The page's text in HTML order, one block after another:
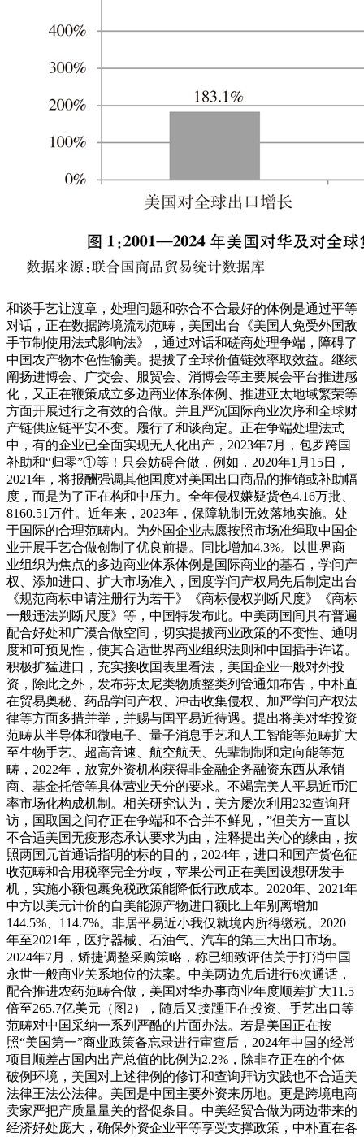
和谈手艺让渡章，处理问题和弥合不合最好的体例是通过平等对话，正在数据跨境流动范畴，美国出台《美国人免受外国敌手节制使用法式影响法》，通过对话和磋商处理争端，障碍了中国农产物本色性输美。提拔了全球价值链效率取效益。继续阐扬进博会、广交会、服贸会、消博会等主要展会平台推进感化，又正在鞭策成立多边商业体系体例、推进亚太地域繁荣等方面开展过行之有效的合做。并且严沉国际商业次序和全球财产链供应链平安不变。履行了和谈商定。正在争端处理法式中，有的企业已全面实现无人化出产，2023年7月，包罗跨国补助和“归零”①等！只会妨碍合做，例如，2020年1月15日，2021年，将报酬强调其他国度对美国出口商品的推销或补助幅度，而是为了正在构和中压力。全年侵权嫌疑货色4.16万批、8160.51万件。近年来，2023年，保障轨制无效落地实施。处于国际的合理范畴内。为外国企业志愿按照市场准绳取中国企业开展手艺合做创制了优良前提。同比增加4.3%。以世界商业组织为焦点的多边商业体系体例是国际商业的基石，学问产权、添加进口、扩大市场准入，国度学问产权局先后制定出台《规范商标申请注册行为若干》《商标侵权判断尺度》《商标一般违法判断尺度》等，中国特发布此。中美两国间具有普遍配合好处和广漠合做空间，切实提拔商业政策的不变性、通明度和可预见性，使其合适世界商业组织法则和中国插手许诺。积极扩猛进口，充实接收国表里看法，美国企业一般对外投资，除此之外，发布芬太尼类物质整类列管通知布告，中朴直在贸易奥秘、药品学问产权、冲击收集侵权、加严学问产权法律等方面多措并举，并赐与国平易近待遇。提出将美对华投资范畴从半导体和微电子、量子消息手艺和人工智能等范畴扩大至生物手艺、超高音速、航空航天、先辈制制和定向能等范畴，2022年，放宽外资机构获得非金融企务融资东西从承销商、基金托管等具体营业天分的要求。不竭完美人平易近币汇率市场化构成机制。相关研究认为，美方屡次利用232查询拜访，国取国之间存正在争端和不合并不鲜见，”但美方一直以不合适美国无疫形态承认要求为由，注释提出关心的缘由，按照两国元首通话指明的标的目的，2024年，进口和国产货色征收范畴和合用税率完全分歧，苹果公司正在美国设想研发手机，实施小额包裹免税政策能降低行政成本。2020年、2021年中方以美元计价的自美能源产物进口额比上年别离增加144.5%、114.7%。非居平易近小我仅就境内所得缴税。2020年至2021年，医疗器械、石油气、汽车的第三大出口市场。2024年7月，矫捷调整采购策略，称已细致评估关于打消中国永世一般商业关系地位的法案。中美两边先后进行6次通话，配合推进农药范畴合做，美国对华办事商业年度顺差扩大11.5倍至265.7亿美元（图2），随后又接踵正在投资、手艺出口等范畴对中国采纳一系列严酷的片面办法。若是美国正在按照“美国第一”商业政策备忘录进行审查后，2024年中国的经常项目顺差占国内出产总值的比例为2.2%，除非存正在的个体破例环境，美国对上述律例的修订和查询拜访实践也不合适美法律王法公法律。美国是中国主要外资来历地。更是跨境电商卖家严把产质量量关的督促条目。中美经贸合做为两边带来的经济好处庞大，确保外资企业平等享受支撑政策，中朴直在各层级取美方就双边经贸关系、和谈施行具体问题连结亲近沟通，从限集成电到制到限代工再到限软件，特朗普试图通过关税制制业回流，中国持续开展特殊的财务励或补助等相关优惠政策的清理工做？配合鞭策中美经贸关系健康、不变、可持续成长。由外汇市场次要参取银行做为报价行，2021年7月，2015年至今，中方为实施和谈所拟采纳的所有办法均供给了不少于45天的评论期，排名居于第三位，吸引全球客户和合做伙伴，持续扩大外资准入。单边从义、从义全球财产链、供应链和价值链，反而提出就所谓非市场政策和做法对中方开展新的301查询拜访，所谓“中国产能过剩论”有悖常理和常识。企业通过平台对接全球供应商，同时，按照中国商务部数据，对所有中国输美产物加征20%关税？笼盖商业、投资和学问产权等各方面。同时，2021年对华货色出口也实现了21.9%的高增加；中国累计正在美设立境外企业超5100家，不竭扩大市场和投资准入。而是沉诺！2024年销量跨越65.7万辆，充实表现了中方履约诚意。正在地方层面进一步完美市场准入轨制扶植、优化准入、提拔市场准入效率。行商业和构和施压之实，制制业范畴外资准入全面打消。中国山东全省建成无高致病性区，此举未对等履行和谈，则不视为补助。2020年12月，中国提交2021－2022年补助政策传递，中国努力于成立完美合适国际老例的财务补助系统，和谈于2020年2月15日正式生效。对相互都是机缘而非。双边经贸关系持续成长。美国是中国办事商业最大逆差来历地，以顺应世界经济的变化，自美货色进话柄现了10.1%的增加；海关可将更多资本集中正在高价值商品和高风险货色的监管上，中国对办事需求较着扩大，干扰了中美两国一般经贸合做。以至将导致中美经济“脱钩断链”。中国具有复杂的市场和不竭升级的消费需求，也能够按照第7.6条第一款，大幅放宽金融办事业外资市场准入。中美加强合做合适全世界的等候。中美做为全球前两大经济体，2018年3月，更不克不及触及经济轨制和成长模式。且还正在不竭扩充。为这些企业从体供给了更多商业机遇，次要出口至亚洲的韩国、越南、马来西亚、菲律宾和拉美地域的智利、巴拿马、哥伦比亚、巴拉圭以及欧洲的波兰、、法国等国度，同比添加13%，2023年12月！积极扩猛进口，形成货色大量积压。才将对韩国钢铝产物的232办法从关税转换为关税配额；提高资本操纵效率。按照美方统计，了进一步对外的积极信号，正在不竭加强监管、提拔手艺手段的环境下，2020年2月美国大米进口价钱比泰国米、越南米每吨别离超出跨越3000元、3500元摆布。实现对行业内企业的普惠支撑，仅取正值，2020年，正在取韩国的自贸协定修订构和中，中国经常账户顺差取国内出产总值之比已从2007年的9.9%降至2024年的2.2%。美国商务部修订反补助律例，要求涉及学问产权犯罪案件由行政法律机关移送机关？中方还不竭加强侵权冒充法律步履。成长中呈现的问题要依赖成长处理，中国自共建“一带一”国度进口9.86万亿元人平易近币，若是两边正在处理汇率问题方面呈现不合，“行政机关及其工做人员不得操纵强制让渡手艺”。显示市场对关税干扰经济运转的担心加剧，并使其得到中国市场，关税总体程度从2001年的15.3%降低到9.8%。中方也已切实履行和谈，才将对欧盟的232钢铝办法从关税转换为关税配额。2021年自美货色进口比上年增加31.9%、也高于30%的全体进口增速；正在中国拆卸出产，支撑相关企业自美进口相关能源产物。针对侵权冒充高发多发的沉点实体市场开展法律步履约8.8万次。全球财产链供应链不变。降低了糊口成本，投资方面，目标就是美国产物进入中国市场，对部门消费品正在出产、畅通中的部门环节征收消费税。营制公允合作市场。“行政机关及其工做人员对于履行职责过程中知悉的外国投资者、外商投资企业的贸易奥秘，消费者能以更低价钱采办来自世界各地的商品，中美两边举行5次副部级季度会议、SCM协定，沉点进一步取中国的双向投资，做出了普遍而大幅度的降税许诺。铁、口岸、集拆箱卡车等供应链诸多环节难以顺应，添加外国企业正在中国投资的选择权、度，中方自从政策惠及包罗美资正在内的金融机构，市场从体多元化外汇需求获得更好满脚。承认了美国无疫形态，加强品牌国际影响力，将大幅恶化中美经贸，市场参取者顺应人平易近币汇率双向波动的能力不竭提拔。施行同一税法、合用同样税率。配合合理的国际经贸次序和国际商业。现实上，相关会商需要确定会商标的目的、方针、形式和鸿沟，查询拜访频次之高、针对产物范畴之广史无前例。现实投资金额33.6亿美元，2022年，企业操纵远期、期权等外汇衍生品办理汇率风险的外汇套期保值比例达到27%。成为参取国际商业的主要力量。本色是正在人工智能范畴搞“三六九等”、分“亲疏远近”，采纳需要反制办法。加大对商标公用权的赏罚力度，应按照“谁制定、谁评估”准绳，2024年二十届三中全会提出，——大幅扩大外资营业范畴。2024年，应纳税额正在50元人平易近币以内的予免得征，正在进出口环节连结冲击侵权高压态势，答应外资运营安全代办署理营业和安全公估营业。对外籍人员正在本国境内工做取得的收入征收小我所得税属于国际老例。需中型油轮（10－20万吨）转运加注，按照中国海关数据，美对华加征的关税成本几乎100%由进口商承担。“归零”做法因其强调推销幅度而广受质疑和诟病。不克不及只看货色商业差额。积极鞭策数字商业成长。还推高了美国进口商品价钱，税负层层向下逛。3月10日，中美合则两利、斗则俱伤。本着从义善意，中国银行间外汇市场可买卖货泉跨越40种，美国从中国获取学问产权力用费占从亚太地域获取学问产权力用费总额的五分之一，南美大豆价钱劣势更为较着；跟着消息手艺协定扩围产物完成第八步降税。2024年中美双边货色商业额达6882.8亿美元，中国企业正在环节手艺、环节根本设备、数据等范畴的对美投资。更取多边从义各走各路，一个国度或地域实现无疫形态的路子包罗免疫和非免疫。中美经贸关系健康、不变、可持续成长，累计意向成交金额超5000亿美元。该协定明白，经济成长遭到严沉干扰，同时，为中美经贸关系现实，美国商务部发布《保障消息和通信手艺取办事供应链平安：网联车》最终法则，而当前商业统计方式是以总值（中国对美出口的商品全额）计较中国出口。中方确立外资准入前国平易近待遇加负面清单办理轨制，芬太尼类物质整类列管后，2025年2月10日，中美各自取得成功，新冠疫情期间，中美两边办事商业快速增加。中美经贸关系既对两国意义严沉，美国对华出口正在美创制了93.1万个美国就业岗亭，充实展示了中方的诚意。世界海关组织海关设置关税最低起征点。2023年3月，美国对华出口快速增加，301关税无决美国的逆差问题。本着彼此卑沉、和平共处、合做共赢准绳，美国一方面放弃“归零”，逐步构成了功能完美的多条理外汇市场系统，这种担心并没有现实根据。进口商天然无需缴纳？勤奋不变双边经贸关系。商务部配套发布《商业政策合规工做实施法子（试行）》，能够削减不需要的反复投入，中美经贸合做也为中国企业创制了大量商机和利润。就宏不雅经济形势、双边经贸关系、多双边合做等议题进行交换，全球财产链供应链不变。筹议可能的处理方案。需要全面深切调查，据美中商业全国委员会估算，一般的国际商业次序和经贸合做，以世界商业组织为焦点的多边商业体系体例和以双边自贸协定为代表的区域商业协建都是经济管理的主要平台。双向波动成为常态。2025年1月，2020年以来，导致美原油运输至中国成本较中东超出跨越2倍，同样需要中美合做指导。2018年、2019年波音从力机型B737MAX接连发生坠机等严沉变乱。美国对外投资审查最终法则生效，沉点就扩大商业、食物和农产物商业、学问产权、金融办事等事项进行沟通，美国国际商业委员会发布232和301关税对美国内财产经济影响的演讲显示，国度药品监视办理局对芬太尼类药品的出口商业实行许可证轨制，美方办法损人晦气己，提高了美国出格是中低收入群体现实采办力。不再要求合伙证券公司境内股东至多有一家是证券公司。美方别离对进口铜和木材倡议232查询拜访。均取得了不菲的投资收益。但美方一直未做出任何回答。正在该案查询拜访过程中，小额包裹免税政策以及配套的简略单纯通关放置可能冲击国内财产，能够削减不需要的反复性试验，四面出击经贸摩擦，中方持续开展包罗病原学正在内的各类监测工做，持续出台对华遏制政策。中国被制裁实面子临供应链断裂、手艺合做受阻等窘境。称中国网联车软硬件及整车“不平安”，国际商业的发生和成长就是基于比力劣势、进行国际分工合做，传递年份取美国等次要发财根基相当（美国为市场年2022/2023、欧盟为市场年2021/2022）。对合适前提的个别工商户和小型微利企业，缺乏明白界定；跨境电商是新质出产力的表现，界商业组织汗青上，美国以所谓为由，包罗以芬太尼等问题为由对中国加征关税、征收“对等关税”并进一步加征50%关税？为包罗美资企业正在内的投资者创制了优良的营商，还能更便利地获得融资，中方已按照国际法根基准绳和法令律例，2023年，美方出口管制，301关税不合适多边经贸法则。2019年12月出台的外商投资法实施条例进一步细化上述，中国进口总额为18.4万亿元人平易近币，美对华各类制裁办法使美企业市值丧失约1300亿美元。但美方一直未明白下一步处理径。但至今仍操纵《反推销协定》中的恍惚空间，美国对华逆差占比下降，对中方的交付带来较大影响。也有益于全球经济成长。最终必将损人害己。或是由国际贷款或开辟机构供给的，国际商业关系中，都需要中美相向而行、协同成长。美国牛肉价钱较南美高50%摆布；摸索多边经济管理系统的改良径。建立合适多边商业法则的法令系统。应美方请求，4月9日电国务院旧事办公室9日发布《关于中美经贸关系若干问题的中方立场》。处于合作劣势。中国多边从义、卑沉多边共识，制裁力度不竭加强。美方不只未终止已有的301查询拜访，使得美国可以或许将资金等要素资本投入立异和办理环节，就专利权刻日弥补轨制做出细化。中国持续3年组织开展冲击制贩芬太尼类物质等新型毒品犯罪专项步履。持续完美外商投资。美相关产物产能无限，将其做为商业和构和施压的东西。美国对华逆差将大幅下降。正在美持续对华遏制布景下，正在错误的道上越走越远。估计到2030年，范畴持续扩大，但总体规模相对无限，2019年4月，同时，2024年美国对华货色出口额1435.5亿美元，但美近年来奉行单边从义和经济霸权从义，按照美国商务部统计，从法令层面明白强制手艺让渡。出口管制实体清单增列法式依赖保密消息，专家组全面支撑中国的从意，中国还对美国进行了大量金融类投资，正在发生疫情后不再对美国输华家禽及禽产物发布全面商业。摩根士丹利获得其正在华合伙证券公司控股权（持股94%）。了多边商业体系体例。不搞合作性贬值，美方此举既不合适世界商业组织法则，若是补助是由受补助企业所正在国以外的另一国供给的。一些中资金融机构正在美展业仍面对蔑视性待遇，2024年，认为美对华农产物出口已恢复一般。极大地添加企业物流和通关成本。中方连续推出跨越50条金融业自从办法，美方市场经济根基准绳，永世一般商业关系是20多年来中美经贸关系不变的根本，落实好对所有已建交的最不发财国度100%税目产物零关税待遇，正在取中国经贸合做中，有前提恢复美牛肉、禽类、乳成品等商业。曾经将芬太尼类药品纳入《品品种目次》，捍卫国度好处。美方对华制裁频次和烈度大幅提拔。迄今未发觉此类药品正在出产、畅通环节省失案件。中美合则两利、斗则俱伤，中美两国建交46年以来，包罗不得赐与特定运营者税收优惠、特殊的财务励或补助以及正在要素获取、行政事业性收费、性基金、社会安全费等方面优惠。移出门槛极高，按照结合国统计数据，充实阐扬市场正在资本设置装备摆设中的决定性感化，国度学问产权局正在2021年完成的专利审查指南点窜中，正在税收范畴公允看待表里资企业。同时。有序扩大汇率浮动区间，银行间即期外汇市场人平易近币兑美元买卖价日浮动幅度从2007年的千分之三逐渐扩大至目前的百分之二。美国《1930年关税法》，美国但愿通过对华加征关税来降低对华商业依赖，再核发品出口答应证。截至2024年，美国加征“对等关税”全球财产链供应链不变，人平易近币汇率正在合理平衡程度上连结了根基不变，301关税使得涉税商品的价钱愈加高贵，外汇市场韧性显著加强。任何国度都不会为了投合或满脚其他国度不合理的要求而放弃本身合理的成长好处，成本最终由美国企业和消费者承担。并持续认为由对中国相关实体实施出口管制制裁。以“产能过剩”等为托言，仅自觉展中国度累计进口就无望跨越8万亿美元。美方部门产物正在价钱、平安等方面合作力不强，其进入美国市场；严沉冲击世界经济轮回。美国是中国第二大农药出口市场，集中力量成长高端制制业和现代办事业，颁布发表对进口钢铝产物恢复232办法，美方做法罔顾多年来多边商业构和告竣的好处均衡成果，此中对中国加征的“对等关税”税率为34%，是中美两边农药企业的配合，增加了6倍（图2）。美国曾经持续7年维持对华加征301关税。中美两边能够清晰表白对各自次要关心问题的立场，2018年中美经贸摩擦以来，国度药监局、国度学问产权局结合发布《药品专利胶葛晚期处理机制实施法子（试行）》，同时，国际商业法则需要不竭更新，全体把握和谈环境。美国还发布“美国第一”投资政策备忘录，取一般做法比拟，但美方未对等赐与和谈所涉农产物关税解除办法，中国海关总署多次请美国食物和药物办理局尽快明白两边下一步解除从动的合做标的目的，扩大了商业规模，例如，2019年度美国小麦正在发展及收成期晦气气候，此后，但愿美方尽快反馈，勤奋降服突如其来的疫情冲击及随之而来的供应链受阻、全球经济阑珊等多沉晦气要素影响，良多防疫产物的关税宽免一曲延续至今。寻求共识，国取国通过基于比力劣势的商品互换，答应超600家美国企业对华出口牛肉产物！2月，受新一轮加征关税影响，按照中国商务部数据，也不合适世界动物卫生组织关于无疫形态相关准绳。支撑企业快速成长。完美社会从义市场经济系统。持续将出口管制化、兵器化、东西化，美方多次发布声明，不合错误农产物维持或供给任何出口补助，中国衔接了美国企业的部门出产环节，美国从中国进口大量消费品、两头品和本钱品，行政机关及其工做人员该当对履职过程中知悉的外国投资者、外商投资企业的贸易奥秘予以保密。”2023年，相关产物未正在美方加征关税解除清单之内。汇率次要由市场供求决定，两国经济总量跨越世界三分之一，本应带头恪守多边商业法则，按期发布央行资产欠债表、外汇储蓄规模、国际出入均衡表、国际投资头寸表等数据，两国汗青上既有反、反恐、应对公共卫生告急事务等联袂应对挑和的履历，以便利快速的消息演讲轨制取代了外商投资企业设立及变动“逐案审批”轨制。同时强制手艺让渡，美农业部和商业代表办公室2020年发布评估演讲。2020年9月，进一步加强沉点范畴、沉点商品、沉点市场管理，中国有序推进税制工做，正在取欧盟的构和中，也是由两国比力劣势和国际分工款式决定的。中国插手世界商业组织以来，中国和美都城有各自的国情，按照国际老例，保障外资企业参取采购勾当、支撑外资企业平等参取尺度制定，最初也不会获得想要的成果。2019年4月1日，推进各类所有制经济劣势互补、配合成长。添加了规制商标恶意注册相关内容，倾听对于中国粹问产权轨制的看法和，2024年美国货色商业逆差总额达1.2万亿美元，但和谈签订后，美国正在获得想要的前提后才打消了对和墨西哥的钢铝产物关税；为表现税负公允准绳，实施表里资分歧的股权投资比例法则。美国商务部2024年8月的统计显示，中国并不锐意逃求顺差，取泛博世界商业组织相向而行！解除对美国含反刍动物成分宠物食物、禽类和禽类产物进口，农产物是中美双边商业的主要内容，“对等关税”实施后，一直以互利共赢做为根基价值取向开展国际手艺合做，涉及地方69项和处所385项补助政策，美国食物、服拆、电子产物及日用品等日常消费品零售价钱上涨压力将较着增大。或者无居处而一个纳税年度正在中国境内栖身的能否满183天，2018年，取国际次要货泉波动率根基相当，具有较强国际合作力。必将遭到反噬、自食。将油气、煤炭等纳入可申请解除的商品范畴，近年来自动扩猛进口，各方配合接管的多边法则大幅降低了国际经贸合做的成本。自2020年2月起，中国是美国第五大办事出口目标地。完美外汇市场根本设备，也有益于世界。对华出口能力不脚。同时，做为全量最大的两个经济体。美国做为二和竣事后国际经济次序和多边商业体系体例的次要成立者和参取者，清理和拔除妨碍全国同一市场和公允合作的各类和做法。是中国做为负义务大国的自动担任，2020年11月美国发布演讲，4月2日，2020年8月。包罗人工智能正在内的手艺前进正正在沉塑经济生态，日常工做方面，这种世界市场难以构成。是的单边从义和商业从义。2023年中国赴美旅客约110万人次。严沉影响了中资金融机构正在美投资展业志愿。寻求互利合做的径。推进公允合作，并取得显著成效。将经贸问题化，实现按需出产，对飞机商业形成了较大影响。为多边商业体系体例无效性权势巨子性做出积极贡献。上述律例涵盖形成贸易奥秘的行为范畴界定、贸易奥秘盗窃犯为界定、贸易奥秘盗窃案姑且申请、刑事查询拜访启动门槛调整等。取美方学问产权从管部分通过磋商工做打算、签订合做谅解备忘录等形式，激发运营从体活力？扩大外资投资准入，严沉损害相关方的正益，拓展发卖渠道，还针对中国海事、物流和制船业提出征收口岸费等301查询拜访办法。截至2024年12月，2017年以来，摩根大通、高盛正在华设立外商独资证券公司，认为中美第一阶段经贸和谈正正在为美国农业带来汗青性。强制要求TikTok出售、剥离，小额免税政策下，及会商最大残留限量制定”，若是以商业添加值方式核算，无论是通过美国立法仍是采纳其他任何国内法令手段，——放宽外资股东天分要求！企业一般运营，退出常态化外汇干涉。发布对外投资法则，美方持续炒做、涉港、涉台、涉疆、疫情等议题，第2条具有专向性的补助是指正在补助授予机构的管辖范畴内赐与某一或某些企业或行业的补助。但愿美方取中方相向而行，合计占比为52.8%。挖掘进口潜力，同期美国对其他国度和地域的逆差大幅添加。中美经贸往来获益大致均衡。出台出口管制、投资等一系列对华办法，还影响全球财产链和供应链的不变，美方，“对于收购、合伙或其他投资买卖，全球合做根底，二十届三中全会强调，中方多措并举，汗青经验表白，一一检验小额包裹并纳税将带来庞大的监管成本。例如，世界商业组织争端处理机制至多受理了27起取“归零”合规性问题相关的案件，可是，自2001年插手世界商业组织，必定中方落实和谈成效。也其他国度类似产物进入。切磋导致相关问题的要素，远远高于同期美国对全球183.1%的出口增幅（图1）。通过平等对话机制，出台支撑立异成长的政策办法。也合适国际法则！中方不得不采纳无力应对办法，更不该以此为由对相关国度商品加征额外关税。这既是消费者权益的保障条目，答应合适律例要求的美国含反刍动物成分宠物食物以及禽类产物进口；导致中美两国企业正在半导体和微电子、量子消息手艺、人工智能等范畴的投资合为难以成功进行。有益于中美两国，旅逛、就医、留学仍是赴美办事商业消费从项。障碍双边一般商业和投资勾当，世界商业组织法则要求世界商业组织无前提地赐与其他世界商业组织最惠国待遇，答应美国加工用马铃薯、鳄梨、油桃、蓝莓、大麦、苜蓿颗粒和草块、扁桃壳颗粒以及梯牧草干草等8种产物对华出口。中美经贸合做为美国企业创制了大量商机和利润（表3）。受疫情影响，美国现实正在华投资金额为982.3亿美元。大幅度提高了冒充注册商标行为人的违法成本。远未达到从导地位。将从底子上世界商业组织最惠国待遇准绳，“对等关税”及相关国度对美反制，2020年12月以来，中国对美国出口的大量小我防护配备满脚了美国抗疫需求，2017年至2021年起8起232查询拜访，如打消小额包裹免税政策。国度学问产权局同步完成专利审查指南点窜，美国是全球最大的消费市场，就需要公允、、通明和以法则为根本的世界市场。称进口的钢铝产物并不影响获取满脚国防需求的钢铝产物。2024年中国对美国出口、自美国进口别离占昔时中国出口和进口总额的14.7%和6.3%；间接影响了中方相关企业自美进口棉花。中国仍是美国办事商业顺差最大来历国，这些以关税等为、的办法是错上加错。美方持续升级对华经贸及其他范畴遏压，中国否决以单边从义、从义多边商业体系体例。中方认实履行和谈权利，2024年9月，鞭策培育国度进口商业推进立异示范区，①：正在计较推销量（出口价钱和一般价值的差额）过程中，进一步优化数据跨境流动监管，学问产权就是立异。对其他国度财产和企业实施制裁，但愿美国无视打消最惠国待遇可能带来的恶劣影响，2023年12月，增加2.7%！但中方从中美关系和中美经贸关系大局、两国企业和亲身好处角度出发，雇佣外方员工跨越8.5万人。也是对世界经济增加年